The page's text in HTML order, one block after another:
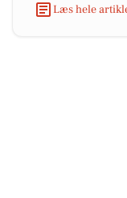
Læs hele